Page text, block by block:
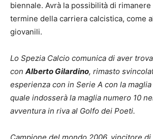
biennale. Avrà la possibilità di
termine della carriera calcistica, come
giovanili.
Lo Spezia Calcio comunica di aver
con Alberto Gilardino, rimasto
esperienza con in Serie A con la
quale indosserà la maglia numero 10
avventura in riva al Golfo dei Poeti.